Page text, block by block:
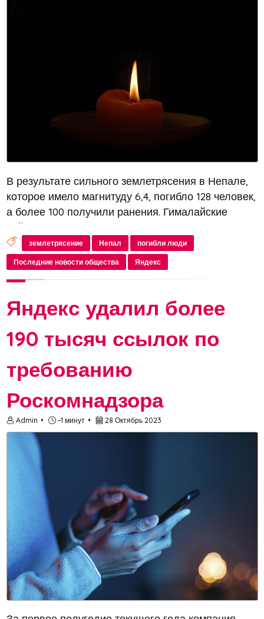
В результате сильного землетрясения в Непале,
которое имело магнитуду 6,4, погибло 128 человек,
а более 100 получили ранения. Гималайские
сейсмологи предупреждали о возможности
мегаземлетрясения в западном Непале, так как
прошло более 600 лет с после...
землетрясение Непал погибли люди
Последние новости общества Яндекс
Яндекс удалил более
190 тысяч ссылок по
требованию
Роскомнадзора
Admin ~1 минут 28 Октябрь 2023